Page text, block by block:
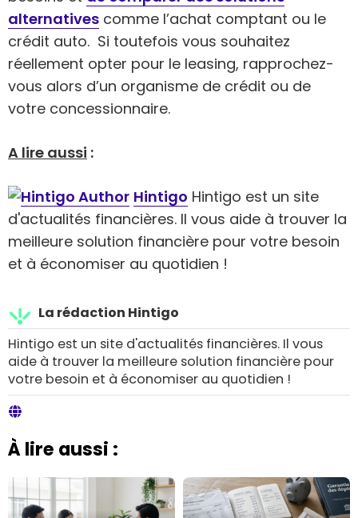
alternatives comme l’achat comptant ou le
crédit auto. Si toutefois vous souhaitez
réellement opter pour le leasing, rapprochez-
vous alors d’un organisme de crédit ou de
votre concessionnaire.
A lire aussi :
Hintigo Hintigo est un site
d'actualités financières. Il vous aide à trouver la
meilleure solution financière pour votre besoin
et à économiser au quotidien !
La rédaction Hintigo
Hintigo est un site d'actualités financières. Il vous
aide à trouver la meilleure solution financière pour
votre besoin et à économiser au quotidien !
À lire aussi :